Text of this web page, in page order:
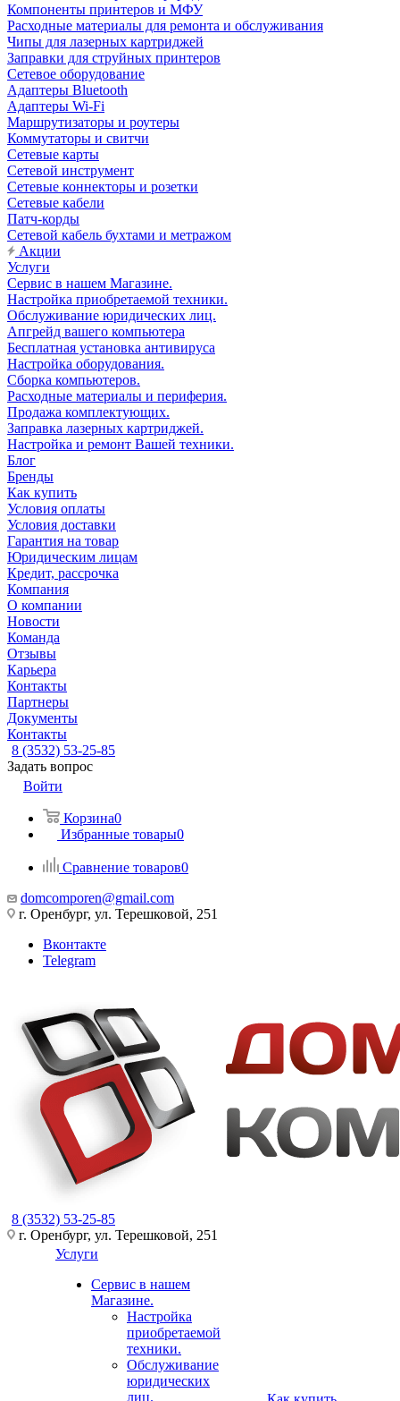
Компоненты принтеров и МФУ
Расходные материалы для ремонта и обслуживания
Чипы для лазерных картриджей
Заправки для струйных принтеров
Сетевое оборудование
Адаптеры Bluetooth
Адаптеры Wi-Fi
Маршрутизаторы и роутеры
Коммутаторы и свитчи
Сетевые карты
Сетевой инструмент
Сетевые коннекторы и розетки
Сетевые кабели
Патч-корды
Сетевой кабель бухтами и метражом
Акции
Услуги
Сервис в нашем Магазине.
Настройка приобретаемой техники.
Обслуживание юридических лиц.
Апгрейд вашего компьютера
Бесплатная установка антивируса
Настройка оборудования.
Сборка компьютеров.
Расходные материалы и периферия.
Продажа комплектующих.
Заправка лазерных картриджей.
Настройка и ремонт Вашей техники.
Блог
Бренды
Как купить
Условия оплаты
Условия доставки
Гарантия на товар
Юридическим лицам
Кредит, рассрочка
Компания
О компании
Новости
Команда
Отзывы
Карьера
Контакты
Партнеры
Документы
Контакты
8 (3532) 53-25-85
Задать вопрос
Войти
Корзина0
Избранные товары0
Сравнение товаров0
domcomporen@gmail.com
г. Оренбург, ул. Терешковой, 251
Вконтакте
Telegram
8 (3532) 53-25-85
г. Оренбург, ул. Терешковой, 251
Услуги
Сервис в нашем
Магазине.
Настройка
приобретаемой
техники.
Обслуживание
юридических
лиц.